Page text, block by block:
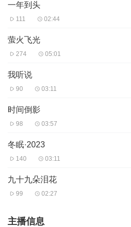
一年到头
111 02:44
萤火飞光
274 05:01
我听说
90 03:11
时间倒影
98 03:57
冬眠·2023
140 03:11
九十九朵泪花
99 02:27
主播信息